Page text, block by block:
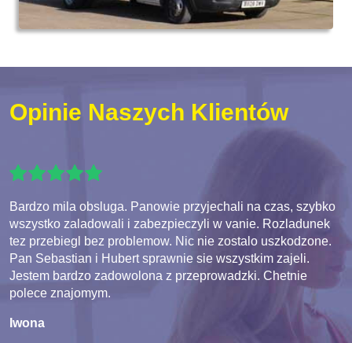
Opinie Naszych Klientów
Bardzo mila obsluga. Panowie przyjechali na czas, szybko
wszystko zaladowali i zabezpieczyli w vanie. Rozladunek
tez przebiegl bez problemow. Nic nie zostalo uszkodzone.
Pan Sebastian i Hubert sprawnie sie wszystkim zajeli.
Jestem bardzo zadowolona z przeprowadzki. Chetnie
polece znajomym.
Iwona